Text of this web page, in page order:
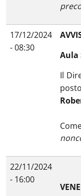
17/12/2024
- 08:30
Aula
Il
22/11/2024
- 16:00